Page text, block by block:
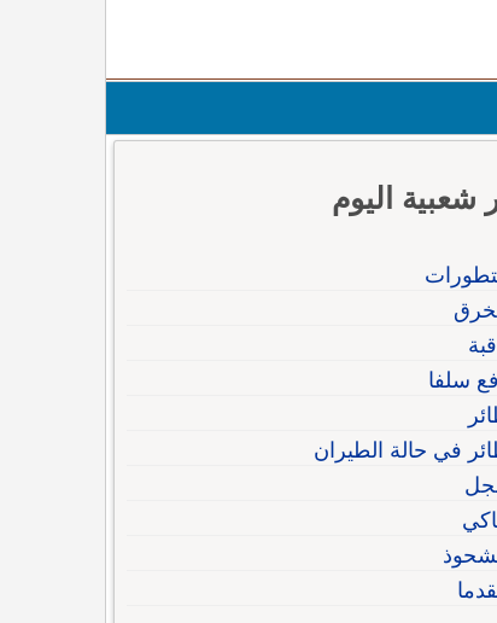
شعبية اليوم
سلفا
في حالة الطيران